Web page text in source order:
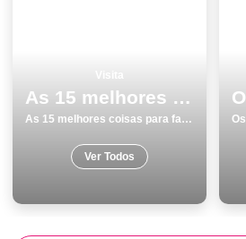
As 15 melhores coisas para fazer no inverno em Lagoa
As 15 melhores coisas para fazer no inverno em Lagoa
Ver Todos